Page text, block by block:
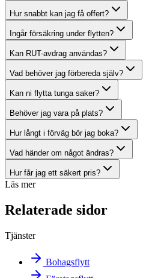
Hur snabbt kan jag få offert?
Ingår försäkring under flytten?
Kan RUT-avdrag användas?
Vad behöver jag förbereda själv?
Kan ni flytta tunga saker?
Behöver jag vara på plats?
Hur långt i förväg bör jag boka?
Vad händer om något ändras?
Hur får jag ett säkert pris?
Läs mer
Relaterade sidor
Tjänster
Bohagsflytt